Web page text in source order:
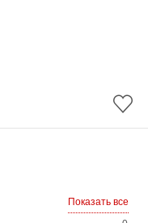
Показать все